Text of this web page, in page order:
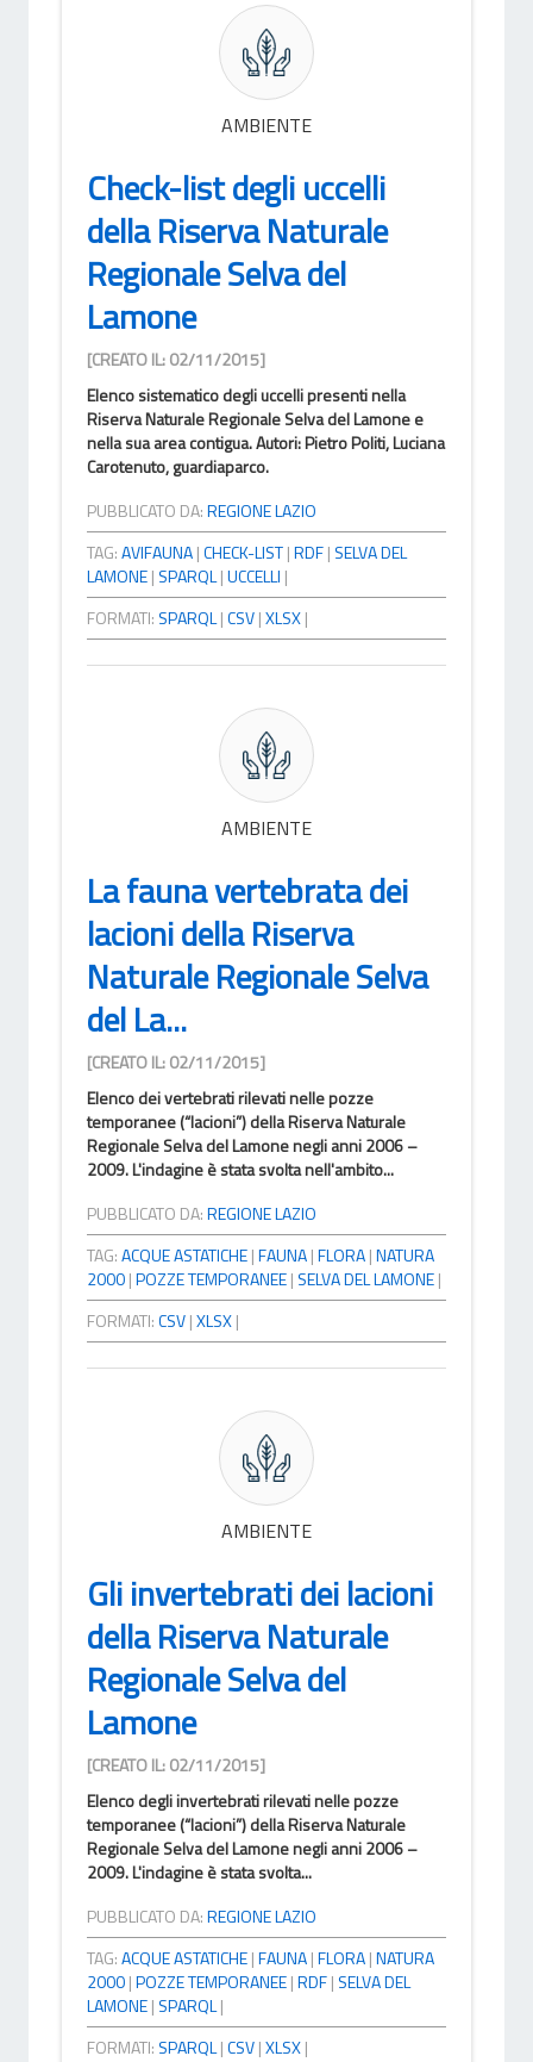
AMBIENTE
Check-list degli uccelli
della Riserva Naturale
Regionale Selva del
Lamone
[CREATO IL: 02/11/2015]
Elenco sistematico degli uccelli presenti nella
Riserva Naturale Regionale Selva del Lamone e
nella sua area contigua. Autori: Pietro Politi, Luciana
Carotenuto, guardiaparco.
PUBBLICATO DA:REGIONE LAZIO
TAG:AVIFAUNA|CHECK-LIST|RDF| SELVA DEL
LAMONE| SPARQL|UCCELLI |
FORMATI: SPARQL|CSV|XLSX|
AMBIENTE
La fauna vertebrata dei
lacioni della Riserva
Naturale Regionale Selva
del La...
[CREATO IL: 02/11/2015]
Elenco dei vertebrati rilevati nelle pozze
temporanee (“lacioni”) della Riserva Naturale
Regionale Selva del Lamone negli anni 2006 –
2009. L'indagine è stata svolta nell'ambito...
PUBBLICATO DA:REGIONE LAZIO
TAG:ACQUE ASTATICHE|FAUNA|FLORA|NATURA
2000|POZZE TEMPORANEE| SELVA DEL LAMONE|
FORMATI:CSV|XLSX|
AMBIENTE
Gli invertebrati dei lacioni
della Riserva Naturale
Regionale Selva del
Lamone
[CREATO IL: 02/11/2015]
Elenco degli invertebrati rilevati nelle pozze
temporanee (“lacioni”) della Riserva Naturale
Regionale Selva del Lamone negli anni 2006 –
2009. L'indagine è stata svolta...
PUBBLICATO DA:REGIONE LAZIO
TAG:ACQUE ASTATICHE|FAUNA|FLORA|NATURA
2000|POZZE TEMPORANEE|RDF| SELVA DEL
LAMONE| SPARQL|
FORMATI: SPARQL|CSV|XLSX|